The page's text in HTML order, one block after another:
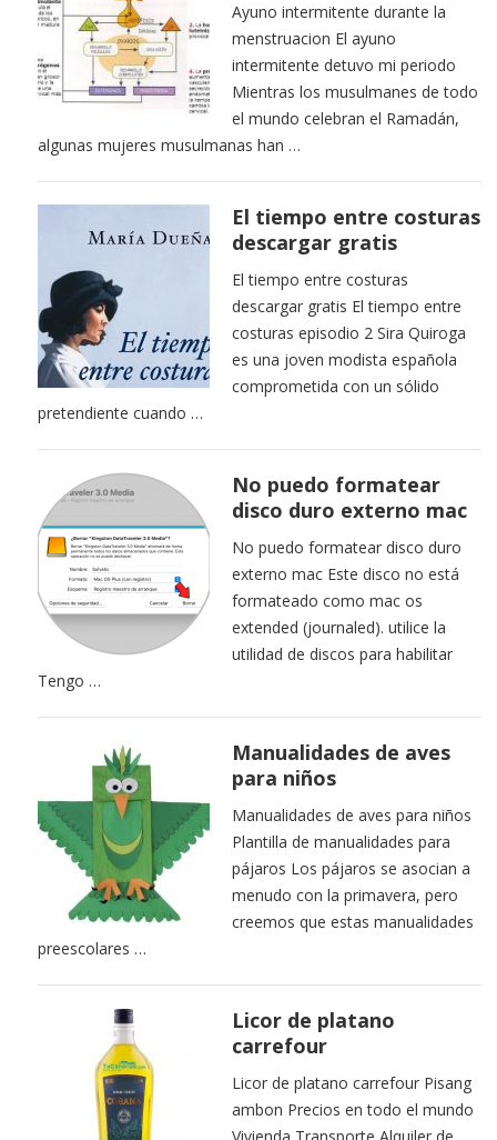
Ayuno intermitente durante la
menstruacion El ayuno
intermitente detuvo mi periodo
Mientras los musulmanes de todo
el mundo celebran el Ramadán,
algunas mujeres musulmanas han …
El tiempo entre costuras
descargar gratis
El tiempo entre costuras
descargar gratis El tiempo entre
costuras episodio 2 Sira Quiroga
es una joven modista española
comprometida con un sólido
pretendiente cuando …
No puedo formatear
disco duro externo mac
No puedo formatear disco duro
externo mac Este disco no está
formateado como mac os
extended (journaled). utilice la
utilidad de discos para habilitar
Tengo …
Manualidades de aves
para niños
Manualidades de aves para niños
Plantilla de manualidades para
pájaros Los pájaros se asocian a
menudo con la primavera, pero
creemos que estas manualidades
preescolares …
Licor de platano
carrefour
Licor de platano carrefour Pisang
ambon Precios en todo el mundo